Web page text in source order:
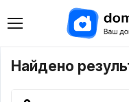
Найдено